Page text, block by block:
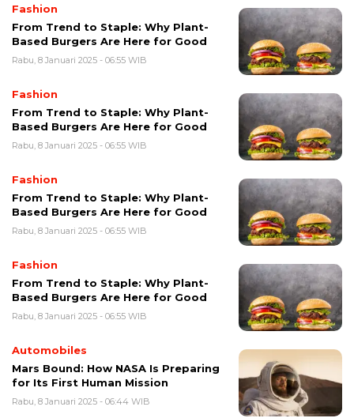
Fashion
From Trend to Staple: Why Plant-
Based Burgers Are Here for Good
Rabu, 8 Januari 2025 - 06:55 WIB
Fashion
From Trend to Staple: Why Plant-
Based Burgers Are Here for Good
Rabu, 8 Januari 2025 - 06:55 WIB
Fashion
From Trend to Staple: Why Plant-
Based Burgers Are Here for Good
Rabu, 8 Januari 2025 - 06:55 WIB
Fashion
From Trend to Staple: Why Plant-
Based Burgers Are Here for Good
Rabu, 8 Januari 2025 - 06:55 WIB
Automobiles
Mars Bound: How NASA Is Preparing
for Its First Human Mission
Rabu, 8 Januari 2025 - 06:44 WIB